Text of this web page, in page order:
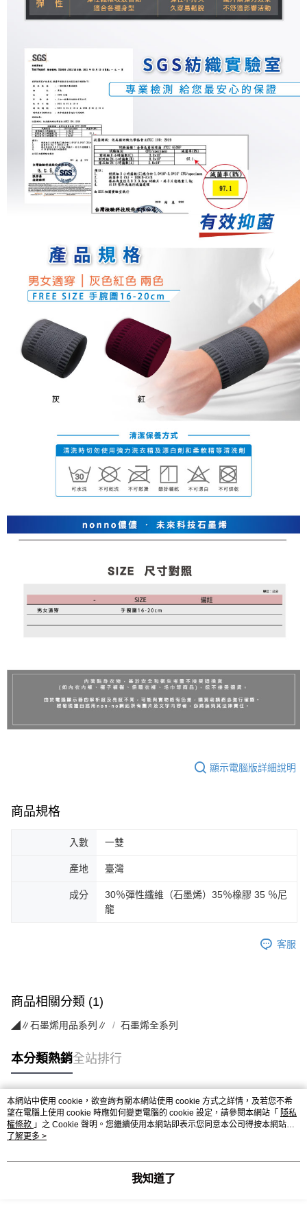
顯示電腦版詳細說明
商品規格
入數 一雙
產地 臺灣
成分
30％彈性纖維（石墨烯）35％橡膠 35 ％尼
龍
客服
商品相關分類 (1)
◢∥石墨烯用品系列∥ 石墨烯全系列
本分類熱銷全站排行
熱門標籤
本網站中使用 cookie，欲查詢有關本網站使用 cookie 方式之詳情，及若您不希
望在電腦上使用 cookie 時應如何變更電腦的 cookie 設定，請參閱本網站「 隱私
權條款 」之 Cookie 聲明。您繼續使用本網站即表示您同意本公司得按本網站使
用條款之 Cookie 聲明使用 cookie。
了解更多 >
我知道了